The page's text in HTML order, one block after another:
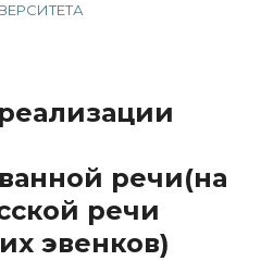
речи(на
речи
эвенков)